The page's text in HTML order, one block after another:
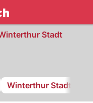
Stadt
Winterthur Stadt